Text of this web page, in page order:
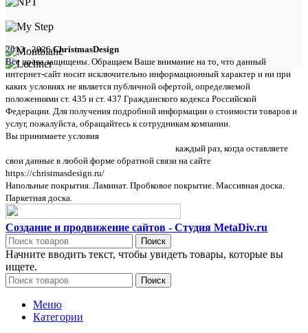
2013 - 2026ChristmasDesign
Все права защищены. Обращаем Ваше внимание на то, что данный
интернет-сайт носит исключительно информационный характер и ни при
каких условиях не является публичной офертой, определяемой
положениями ст. 435 и ст. 437 Гражданского кодекса Российской
Федерации. Для получения подробной информации о стоимости товаров и
услуг, пожалуйста, обращайтесь к сотрудникам компании.
Вы принимаете условия
каждый раз, когда оставляете
свои данные в любой форме обратной связи на сайте
https://christmasdesign.ru/
Напольные покрытия. Ламинат. Пробковое покрытие. Массивная доска.
Паркетная доска.
Создание и продвижение сайтов - Студия MetaDiv.ru
Поиск
Начните вводить текст, чтобы увидеть товары, которые вы
ищете.
Поиск
Меню
Категории